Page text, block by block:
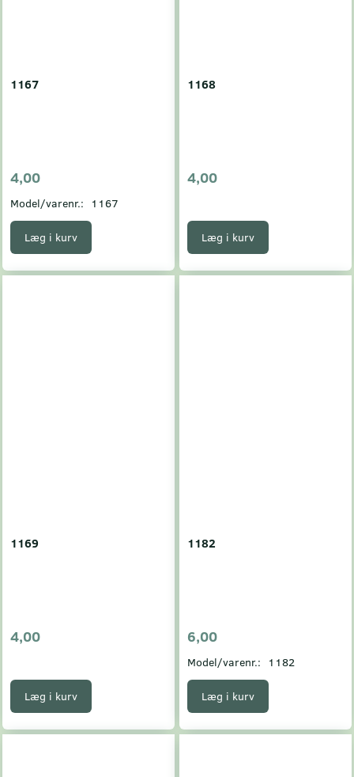
1167
4,00
Model/varenr.: 1167
Læg i kurv
1168
4,00
Læg i kurv
1169
4,00
Læg i kurv
1182
6,00
Model/varenr.: 1182
Læg i kurv